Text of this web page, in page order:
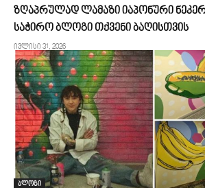
ზღაპრულად ლამაზი იაპონური
საჭირო ბლოგი თქვენი ბაღისთვის
ივლისი 31, 2026
ბლოგი